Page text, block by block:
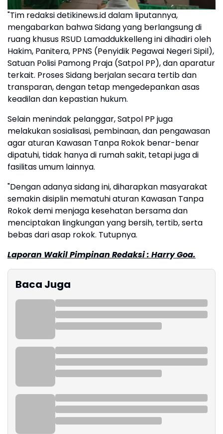
"Tim redaksi detikinews.id dalam liputannya,
mengabarkan bahwa Sidang yang berlangsung di
ruang khusus RSUD Lamaddukkelleng ini dihadiri oleh
Hakim, Panitera, PPNS (Penyidik Pegawai Negeri Sipil),
Satuan Polisi Pamong Praja (Satpol PP), dan aparatur
terkait. Proses Sidang berjalan secara tertib dan
transparan, dengan tetap mengedepankan asas
keadilan dan kepastian hukum.
Selain menindak pelanggar, Satpol PP juga
melakukan sosialisasi, pembinaan, dan pengawasan
agar aturan Kawasan Tanpa Rokok benar-benar
dipatuhi, tidak hanya di rumah sakit, tetapi juga di
fasilitas umum lainnya.
"Dengan adanya sidang ini, diharapkan masyarakat
semakin disiplin mematuhi aturan Kawasan Tanpa
Rokok demi menjaga kesehatan bersama dan
menciptakan lingkungan yang bersih, tertib, serta
bebas dari asap rokok. Tutupnya.
Laporan Wakil Pimpinan Redaksi : Harry Goa.
Baca Juga